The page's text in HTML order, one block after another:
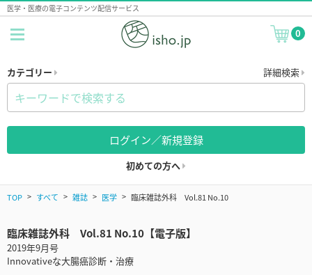
医学・医療の電子コンテンツ配信サービス
0
カテゴリー 詳細検索
ログイン／新規登録
初めての方へ
TOP すべて 雑誌 医学 臨床雑誌外科 Vol.81 No.10
臨床雑誌外科 Vol.81 No.10【電子版】
2019年9月号
Innovativeな大腸癌診断・治療